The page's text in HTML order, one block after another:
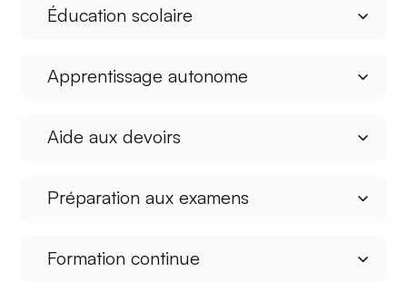
Éducation scolaire
Apprentissage autonome
Aide aux devoirs
Préparation aux examens
Formation continue